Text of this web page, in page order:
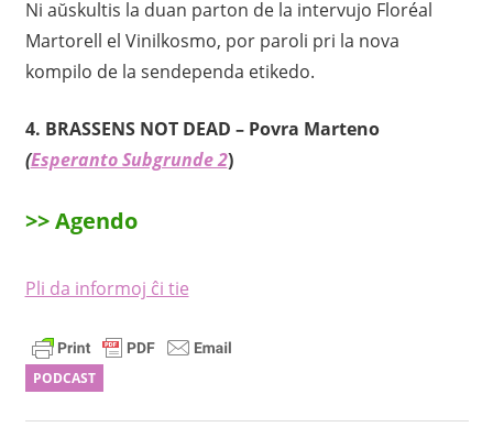
Ni aŭskultis la duan parton de la intervujo Floréal
Martorell el Vinilkosmo, por paroli pri la nova
kompilo de la sendependa etikedo.
4. BRASSENS NOT DEAD – Povra Marteno
(Esperanto Subgrunde 2)
>> Agendo
Pli da informoj ĉi tie
PODCAST